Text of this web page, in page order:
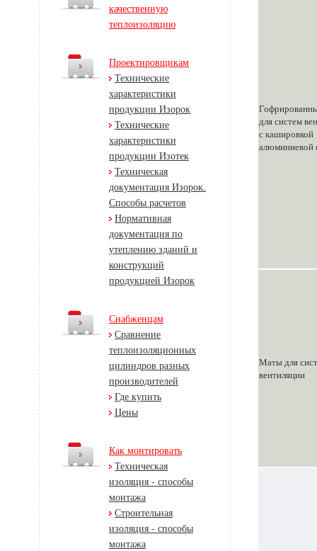
качественную
теплоизоляцию
Проектировщикам
Технические
характеристики
продукции Изорок
Технические
характеристики
продукции Изотек
Техническая
документация Изорок.
Способы расчетов
Нормативная
документация по
утеплению зданий и
конструкций
продукцией Изорок
Снабженцам
Сравнение
теплоизоляционных
цилиндров разных
производителей
Где купить
Цены
Как монтировать
Техническая
изоляция - способы
монтажа
Строительная
изоляция - способы
монтажа
для систем
с кашировкой
алюминиевой
Маты для
вентиляции